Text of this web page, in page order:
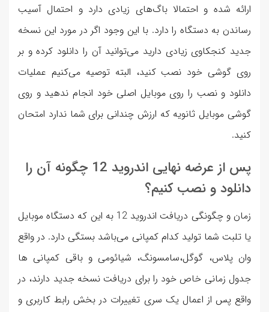
ارائه شده و احتمالا باگ‌های زیادی دارد و احتمال آسیب
رساندن به دستگاه را دارد. با این وجود اگر در مورد این نسخه
جدید کنجکاوی زیادی دارید می‌توانید آن را دانلود کرده و بر
روی گوشی خود نصب کنید، البته توصیه می‌کنیم عملیات
دانلود و نصب را روی موبایل اصلی خود انجام ندهید و روی
گوشی موبایل ثانویه که ارزش چندانی برای شما ندارد امتحان
کنید.
پس از عرضه نهایی اندروید 12 چگونه آن را
دانلود و نصب کنیم؟
زمان و چگونگی دریافت اندروید 12 به این که دستگاه موبایل
یا تلبت شما تولید کدام کمپانی می‌باشد بستگی دارد. در واقع
وان پلاس، گوگل،سامسونگ، شیائومی و باقی کمپانی ها
جدول زمانی خاص خود را برای دریافت نسخه جدید دارند، در
واقع پس از اعمال یک سری تغییرات در بخش رابط کاربری و